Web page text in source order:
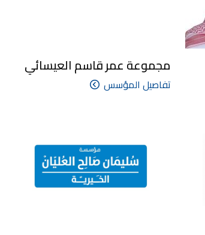
مجموعة عمر قاسم العيسائي
تفاصيل المؤسس